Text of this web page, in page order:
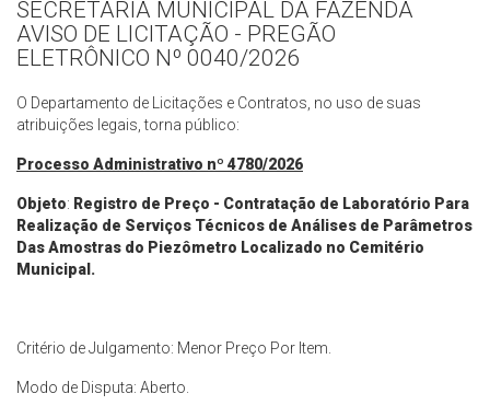
SECRETARIA MUNICIPAL DA FAZENDA
AVISO DE LICITAÇÃO - PREGÃO
ELETRÔNICO Nº 0040/2026
O Departamento de Licitações e Contratos, no uso de suas
atribuições legais, torna público:
Processo Administrativo nº 4780/2026
Objeto: Registro de Preço - Contratação de Laboratório Para
Realização de Serviços Técnicos de Análises de Parâmetros
Das Amostras do Piezômetro Localizado no Cemitério
Municipal .
Critério de Julgamento: Menor Preço Por Item.
Modo de Disputa: Aberto.